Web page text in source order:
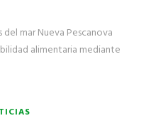
mar Nueva Pescanova
alimentaria mediante